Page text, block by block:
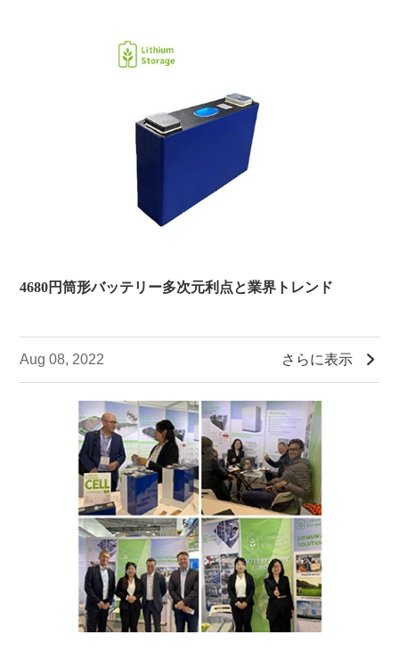
4680円筒形バッテリー多次元利点と業界トレンド
Aug 08, 2022 さらに表示 